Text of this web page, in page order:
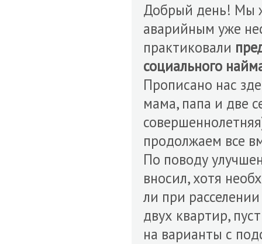
Добрый день! Мы
аварийным уже
практиковали
социального
Прописано нас
мама, папа и две
продолжаем все
По поводу
вносил, хотя
ли при
двух квартир,
на варианты с